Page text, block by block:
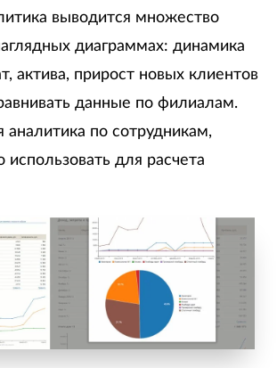
выводится множество
диаграммах: динамика
актива, прирост новых клиентов
данные по филиалам.
аналитика по сотрудникам,
для расчета